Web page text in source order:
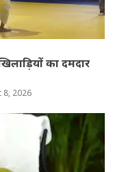
का दमदार
8, 2026